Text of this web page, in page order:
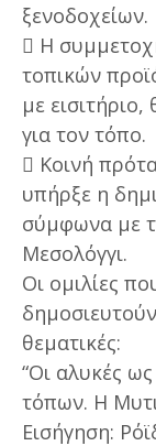
ξενοδοχείων.
 Η
τοπικών
με
για τον τόπο.
 Κοινή
υπήρξε η
σύμφωνα με
Μεσολόγγι.
Οι ομιλίες
θεματικές:
“Οι αλυκές
τόπων. Η
Εισήγηση: